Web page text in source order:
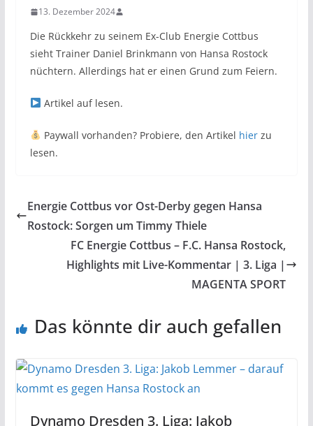
13. Dezember 2024
Die Rückkehr zu seinem Ex-Club Energie Cottbus
sieht Trainer Daniel Brinkmann von Hansa Rostock
nüchtern. Allerdings hat er einen Grund zum Feiern.
Artikel auf lesen.
Paywall vorhanden? Probiere, den Artikel hierzu
lesen.
Energie Cottbus vor Ost-Derby gegen Hansa
Rostock: Sorgen um Timmy Thiele
FC Energie Cottbus – F.C. Hansa Rostock,
Highlights mit Live-Kommentar | 3. Liga |
MAGENTA SPORT
Das könnte dir auch gefallen
Dynamo Dresden 3. Liga: Jakob